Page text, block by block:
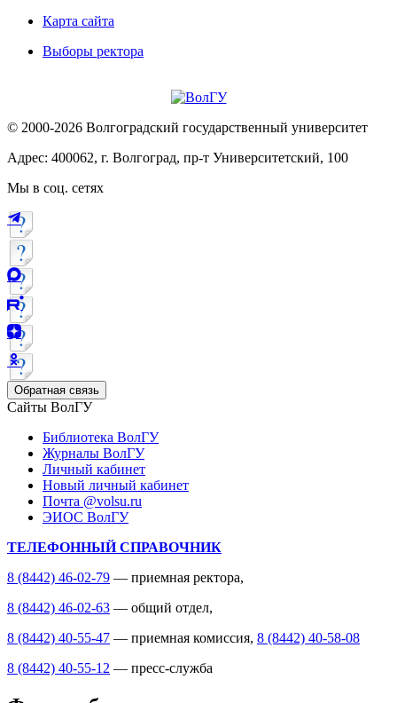
Карта сайта
Выборы ректора
© 2000-2026 Волгоградский государственный университет
Адрес: 400062, г. Волгоград, пр-т Университетский, 100
Мы в соц. сетях
Обратная связь
Сайты ВолГУ
Библиотека ВолГУ
Журналы ВолГУ
Личный кабинет
Новый личный кабинет
Почта @volsu.ru
ЭИОС ВолГУ
ТЕЛЕФОННЫЙ СПРАВОЧНИК
8 (8442) 46-02-79 — приемная ректора,
8 (8442) 46-02-63 — общий отдел,
8 (8442) 40-55-47 — приемная комиссия, 8 (8442) 40-58-08
8 (8442) 40-55-12 — пресс-служба